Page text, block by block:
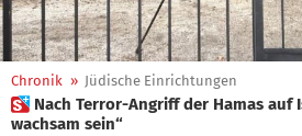
Chronik » Jüdische Einrichtungen
 Nach Terror-Angriff der Hamas auf Israel: „Wir müssen
wachsam sein“